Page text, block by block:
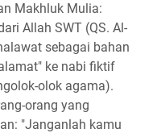
Makhluk Mulia:
Allah SWT (QS. Al-
sebagai bahan
ke nabi fiktif
olok agama).
orang yang
"Janganlah kamu